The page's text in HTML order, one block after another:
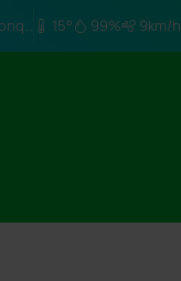
15° 99% 9km/h